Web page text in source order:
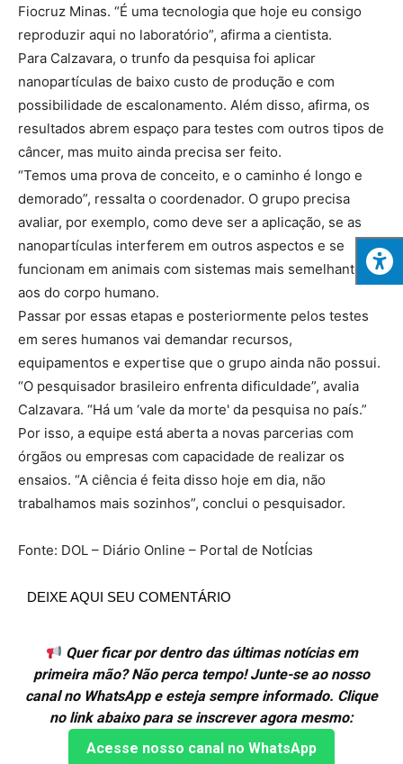
Fiocruz Minas. “É uma tecnologia que hoje eu consigo
reproduzir aqui no laboratório”, afirma a cientista.
Para Calzavara, o trunfo da pesquisa foi aplicar
nanopartículas de baixo custo de produção e com
possibilidade de escalonamento. Além disso, afirma, os
resultados abrem espaço para testes com outros tipos de
câncer, mas muito ainda precisa ser feito.
“Temos uma prova de conceito, e o caminho é longo e
demorado”, ressalta o coordenador. O grupo precisa
avaliar, por exemplo, como deve ser a aplicação, se as
nanopartículas interferem em outros aspectos e se
funcionam em animais com sistemas mais semelhantes
aos do corpo humano.
Passar por essas etapas e posteriormente pelos testes
em seres humanos vai demandar recursos,
equipamentos e expertise que o grupo ainda não possui.
“O pesquisador brasileiro enfrenta dificuldade”, avalia
Calzavara. “Há um ‘vale da morte' da pesquisa no país.”
Por isso, a equipe está aberta a novas parcerias com
órgãos ou empresas com capacidade de realizar os
ensaios. “A ciência é feita disso hoje em dia, não
trabalhamos mais sozinhos”, conclui o pesquisador.
Fonte: DOL – Diário Online – Portal de NotÍcias
DEIXE AQUI SEU COMENTÁRIO
Quer ficar por dentro das últimas notícias em
primeira mão? Não perca tempo! Junte-se ao nosso
canal no WhatsApp e esteja sempre informado. Clique
no link abaixo para se inscrever agora mesmo:
Acesse nosso canal no WhatsApp